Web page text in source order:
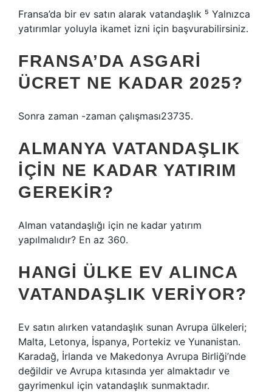
Fransa’da bir ev satın alarak vatandaşlık ⁵ Yalnızca
yatırımlar yoluyla ikamet izni için başvurabilirsiniz.
FRANSA’DA ASGARI
ÜCRET NE KADAR 2025?
Sonra zaman -zaman çalışması23735.
ALMANYA VATANDAŞLIK
IÇIN NE KADAR YATIRIM
GEREKIR?
Alman vatandaşlığı için ne kadar yatırım
yapılmalıdır? En az 360.
HANGI ÜLKE EV ALINCA
VATANDAŞLIK VERIYOR?
Ev satın alırken vatandaşlık sunan Avrupa ülkeleri;
Malta, Letonya, İspanya, Portekiz ve Yunanistan.
Karadağ, İrlanda ve Makedonya Avrupa Birliği’nde
değildir ve Avrupa kıtasında yer almaktadır ve
gayrimenkul için vatandaşlık sunmaktadır.